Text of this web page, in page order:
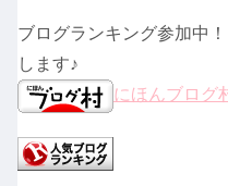
ブログランキング参加中
します♪
にほんブログ